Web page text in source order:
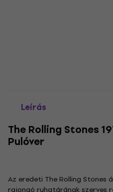
Leírás
The Rolling Stones
Pulóver
Az eredeti The Rolling Stones